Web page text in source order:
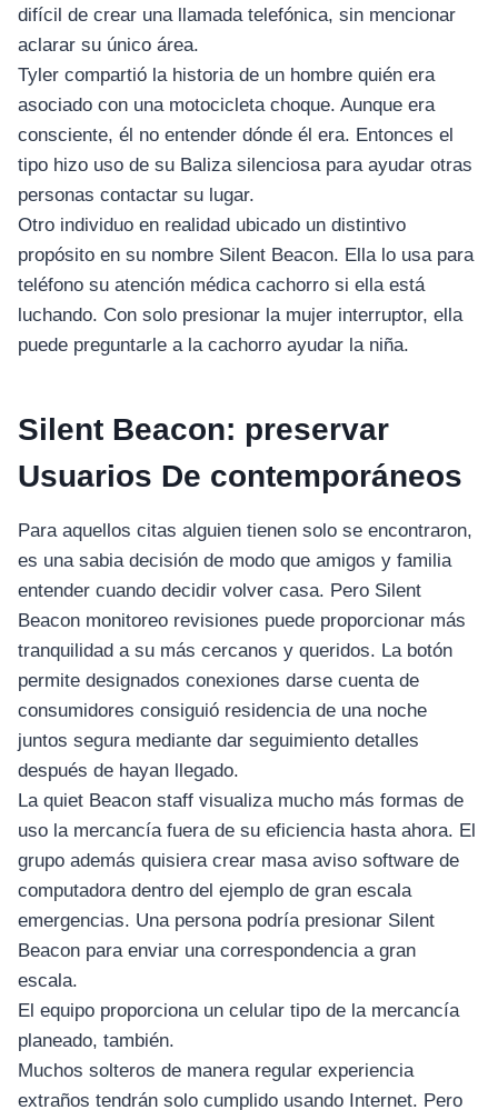
difícil de crear una llamada telefónica, sin mencionar
aclarar su único área.
Tyler compartió la historia de un hombre quién era
asociado con una motocicleta choque. Aunque era
consciente, él no entender dónde él era. Entonces el
tipo hizo uso de su Baliza silenciosa para ayudar otras
personas contactar su lugar.
Otro individuo en realidad ubicado un distintivo
propósito en su nombre Silent Beacon. Ella lo usa para
teléfono su atención médica cachorro si ella está
luchando. Con solo presionar la mujer interruptor, ella
puede preguntarle a la cachorro ayudar la niña.
Silent Beacon: preservar
Usuarios De contemporáneos
Para aquellos citas alguien tienen solo se encontraron,
es una sabia decisión de modo que amigos y familia
entender cuando decidir volver casa. Pero Silent
Beacon monitoreo revisiones puede proporcionar más
tranquilidad a su más cercanos y queridos. La botón
permite designados conexiones darse cuenta de
consumidores consiguió residencia de una noche
juntos segura mediante dar seguimiento detalles
después de hayan llegado.
La quiet Beacon staff visualiza mucho más formas de
uso la mercancía fuera de su eficiencia hasta ahora. El
grupo además quisiera crear masa aviso software de
computadora dentro del ejemplo de gran escala
emergencias. Una persona podría presionar Silent
Beacon para enviar una correspondencia a gran
escala.
El equipo proporciona un celular tipo de la mercancía
planeado, también.
Muchos solteros de manera regular experiencia
extraños tendrán solo cumplido usando Internet. Pero